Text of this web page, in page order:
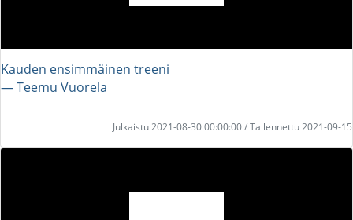
Kauden ensimmäinen treeni
― Teemu Vuorela
Julkaistu 2021-08-30 00:00:00 / Tallennettu 2021-09-15